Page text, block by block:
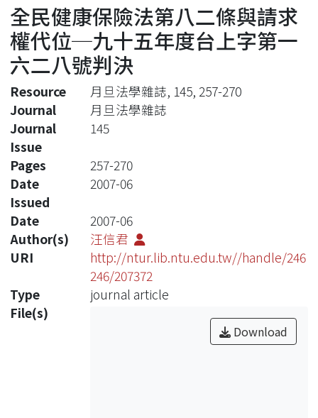
Statistics
全民健康保險法第八二條與請求
權代位─九十五年度台上字第一
六二八號判決
Resource
月旦法學雜誌, 145, 257-270
Journal
月旦法學雜誌
Journal
Issue
145
Pages
257-270
Date
Issued
2007-06
Date
2007-06
Author(s)
汪信君
URI
http://ntur.lib.ntu.edu.tw//handle/246
246/207372
Type
journal article
File(s)
Download